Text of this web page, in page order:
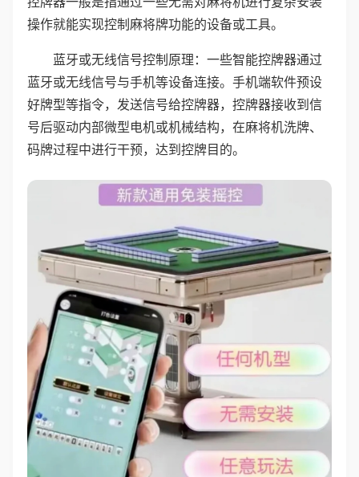
操作就能实现控制麻将牌功能的设备或工具。
蓝牙或无线信号控制原理：一些智能控牌器通过
蓝牙或无线信号与手机等设备连接。手机端软件预设
好牌型等指令，发送信号给控牌器，控牌器接收到信
号后驱动内部微型电机或机械结构，在麻将机洗牌、
码牌过程中进行干预，达到控牌目的。